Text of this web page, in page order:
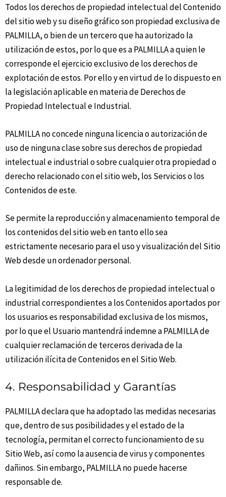
Todos los derechos de propiedad intelectual del Contenido
del sitio web y su diseño gráfico son propiedad exclusiva de
PALMILLA, o bien de un tercero que ha autorizado la
utilización de estos, por lo que es a PALMILLA a quien le
corresponde el ejercicio exclusivo de los derechos de
explotación de estos. Por ello y en virtud de lo dispuesto en
la legislación aplicable en materia de Derechos de
Propiedad Intelectual e Industrial.
PALMILLA no concede ninguna licencia o autorización de
uso de ninguna clase sobre sus derechos de propiedad
intelectual e industrial o sobre cualquier otra propiedad o
derecho relacionado con el sitio web, los Servicios o los
Contenidos de este.
Se permite la reproducción y almacenamiento temporal de
los contenidos del sitio web en tanto ello sea
estrictamente necesario para el uso y visualización del Sitio
Web desde un ordenador personal.
La legitimidad de los derechos de propiedad intelectual o
industrial correspondientes a los Contenidos aportados por
los usuarios es responsabilidad exclusiva de los mismos,
por lo que el Usuario mantendrá indemne a PALMILLA de
cualquier reclamación de terceros derivada de la
utilización ilícita de Contenidos en el Sitio Web.
4. Responsabilidad y Garantías
PALMILLA declara que ha adoptado las medidas necesarias
que, dentro de sus posibilidades y el estado de la
tecnología, permitan el correcto funcionamiento de su
Sitio Web, así como la ausencia de virus y componentes
dañinos. Sin embargo, PALMILLA no puede hacerse
responsable de.